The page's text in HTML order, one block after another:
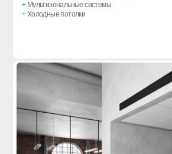
+Мультизональные системы
+Холодные потолки